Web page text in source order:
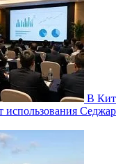
В
использования